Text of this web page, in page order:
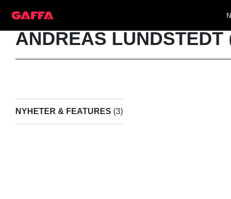
ANDREAS LUNDSTEDT
NYHETER & FEATURES (3)